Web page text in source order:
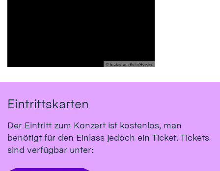
© Erzbistum Köln/Hordys
Eintrittskarten
Der Eintritt zum Konzert ist kostenlos, man
benötigt für den Einlass jedoch ein Ticket. Tickets
sind verfügbar unter: